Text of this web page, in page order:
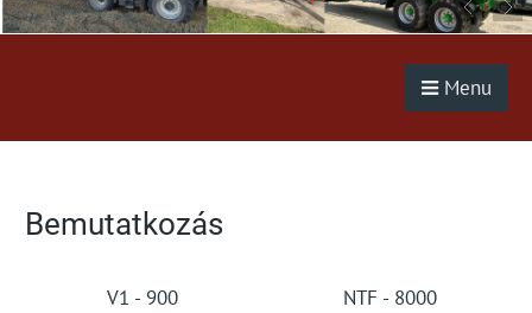
Menu
Bemutatkozás
V1 - 900 NTF - 8000